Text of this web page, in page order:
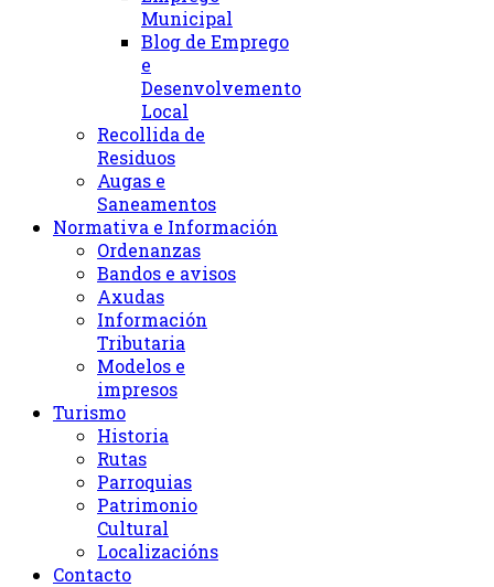
Municipal
Blog de Emprego
e
Desenvolvemento
Local
Recollida de
Residuos
Augas e
Saneamentos
Normativa e Información
Ordenanzas
Bandos e avisos
Axudas
Información
Tributaria
Modelos e
impresos
Turismo
Historia
Rutas
Parroquias
Patrimonio
Cultural
Localizacións
Contacto